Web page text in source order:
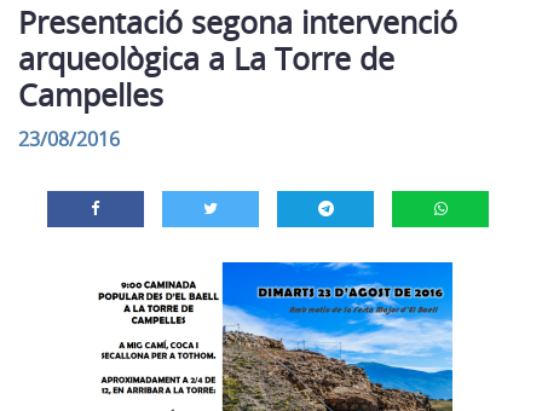
Presentació segona intervenció
arqueològica a La Torre de
Campelles
23/08/2016